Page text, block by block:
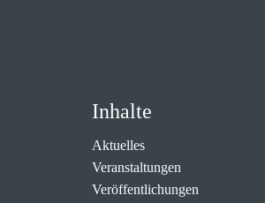
Inhalte
Aktuelles
Veranstaltungen
Veröffentlichungen